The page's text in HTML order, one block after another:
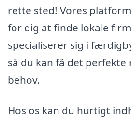
rette sted! Vores
for dig at finde lokale
specialiserer sig i
så du kan få det perfekte
behov.
Hos os kan du hurtigt